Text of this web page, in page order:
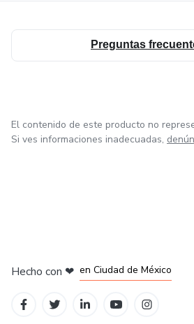
Preguntas
El contenido de este producto no
Si ves informaciones inadecuadas,
Hecho con ❤ en Ciudad de México